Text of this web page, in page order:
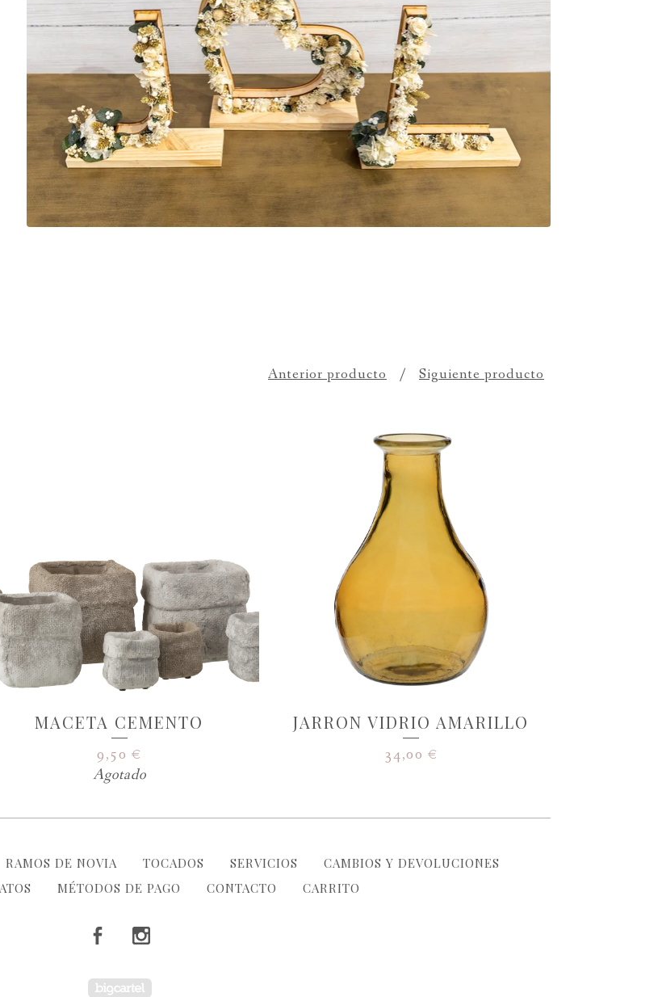
Anterior producto Siguiente producto
MACETA CEMENTO
9,50 €
Agotado
JARRON VIDRIO AMARILLO
34,00 €
RAMOS DE NOVIA TOCADOS SERVICIOS
CAMBIOS Y DEVOLUCIONES
MÉTODOS DE PAGO CONTACTO CARRITO
Powered by Big Cartel